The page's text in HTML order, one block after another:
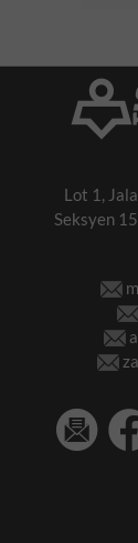
Lot 1,
Seksyen